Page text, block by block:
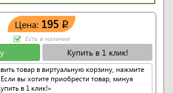
Цена: 195 q
Есть в наличии
Купить в 1 клик!
товар в виртуальную корзину, нажмите
вы хотите приобрести товар, минуя
в 1 клик!»